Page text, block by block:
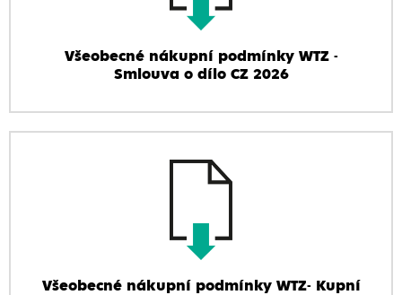
Všeobecné nákupní podmínky WTZ -
Smlouva o dílo CZ 2026
Všeobecné nákupní podmínky WTZ- Kupní